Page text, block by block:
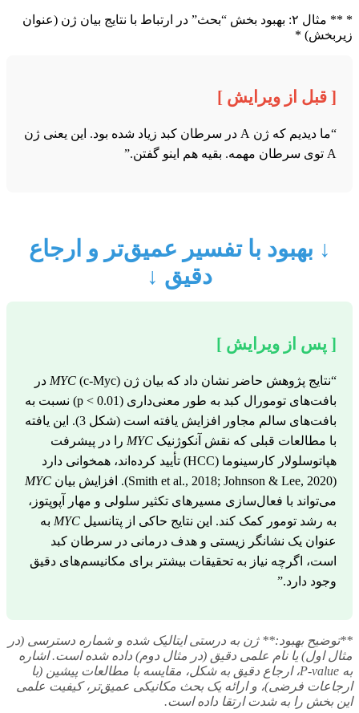
* ** مثال ۲: بهبود بخش “بحث” در ارتباط با نتایج بیان ژن (عنوان
زیربخش) *
[ قبل از ویرایش ]
“ما دیدیم که ژن A در سرطان کبد زیاد شده بود. این یعنی ژن
A توی سرطان مهمه. بقیه هم اینو گفتن.”
↓ بهبود با تفسیر عمیق‌تر و ارجاع
دقیق ↓
[ پس از ویرایش ]
“نتایج پژوهش حاضر نشان داد که بیان ژن MYC (c-Myc) در
بافت‌های تومورال کبد به طور معنی‌داری (p < 0.01) نسبت به
بافت‌های سالم مجاور افزایش یافته است (شکل 3). این یافته
با مطالعات قبلی که نقش آنکوژنیک MYC را در پیشرفت
هپاتوسلولار کارسینوما (HCC) تأیید کرده‌اند، همخوانی دارد
(Smith et al., 2018; Johnson & Lee, 2020). افزایش بیان
MYC
می‌تواند با فعال‌سازی مسیرهای تکثیر سلولی و مهار آپوپتوز،
به رشد تومور کمک کند. این نتایج حاکی از پتانسیل MYC به
عنوان یک نشانگر زیستی و هدف درمانی در سرطان کبد
است، اگرچه نیاز به تحقیقات بیشتر برای مکانیسم‌های دقیق
وجود دارد.”
**توضیح بهبود:** ژن به درستی ایتالیک شده و شماره دسترسی (در
مثال اول) یا نام علمی دقیق (در مثال دوم) داده شده است. اشاره
به P-value، ارجاع دقیق به شکل، مقایسه با مطالعات پیشین (با
ارجاعات فرضی)، و ارائه یک بحث مکانیکی عمیق‌تر، کیفیت علمی
این بخش را به شدت ارتقا داده است.